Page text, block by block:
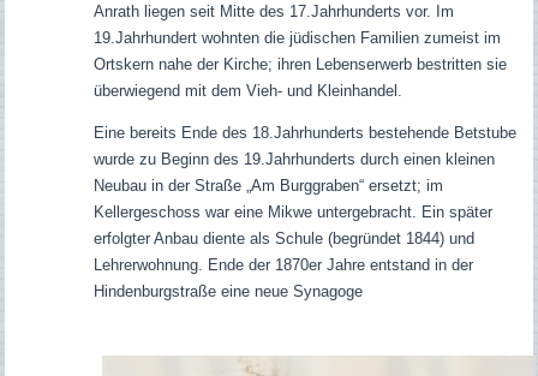
Anrath liegen seit Mitte des 17.Jahrhunderts vor. Im
19.Jahrhundert wohnten die jüdischen Familien zumeist im
Ortskern nahe der Kirche; ihren Lebenserwerb bestritten sie
überwiegend mit dem Vieh- und Kleinhandel.
Eine bereits Ende des 18.Jahrhunderts bestehende Betstube
wurde zu Beginn des 19.Jahrhunderts durch einen kleinen
Neubau in der Straße „Am Burggraben“ ersetzt; im
Kellergeschoss war eine Mikwe untergebracht. Ein später
erfolgter Anbau diente als Schule (begründet 1844) und
Lehrerwohnung. Ende der 1870er Jahre entstand in der
Hindenburgstraße eine neue Synagoge